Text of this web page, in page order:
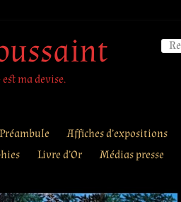
ma devise.
Préambule Affiches d’expositions
Livre d’Or Médias presse